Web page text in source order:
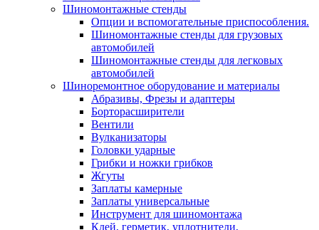
Шиномонтажные стенды
Опции и вспомогательные приспособления.
Шиномонтажные стенды для грузовых
автомобилей
Шиномонтажные стенды для легковых
автомобилей
Шиноремонтное оборудование и материалы
Абразивы, Фрезы и адаптеры
Борторасширители
Вентили
Вулканизаторы
Головки ударные
Грибки и ножки грибков
Жгуты
Заплаты камерные
Заплаты универсальные
Инструмент для шиномонтажа
Клей, герметик, уплотнители,